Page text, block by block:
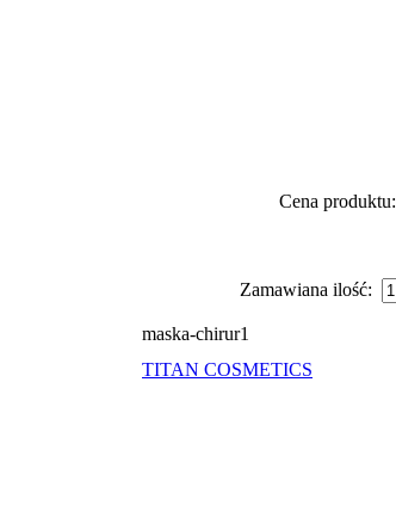
Cena produktu:
Zamawiana ilość:
maska-chirur1
TITAN COSMETICS